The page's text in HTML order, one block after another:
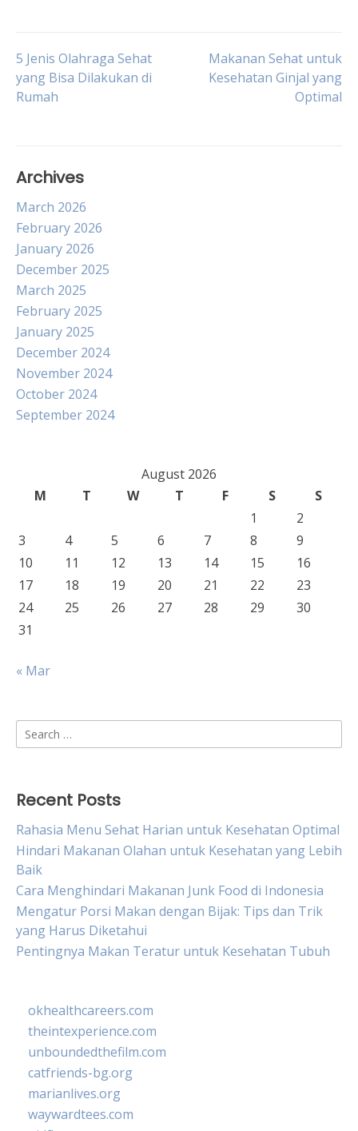
Post
navigation
5 Jenis Olahraga Sehat
yang Bisa Dilakukan di
Rumah
Makanan Sehat untuk
Kesehatan Ginjal yang
Optimal
Archives
March 2026
February 2026
January 2026
December 2025
March 2025
February 2025
January 2025
December 2024
November 2024
October 2024
September 2024
August 2026
M
T W T F S
S
1
2
3
4 5 6 7 8
9
10
11 12 13 14 15
16
17
18 19 20 21 22
23
24
25 26 27 28 29
30
31
« Mar
Search
for:
Recent Posts
Rahasia Menu Sehat Harian untuk Kesehatan Optimal
Hindari Makanan Olahan untuk Kesehatan yang Lebih
Baik
Cara Menghindari Makanan Junk Food di Indonesia
Mengatur Porsi Makan dengan Bijak: Tips dan Trik
yang Harus Diketahui
Pentingnya Makan Teratur untuk Kesehatan Tubuh
okhealthcareers.com
theintexperience.com
unboundedthefilm.com
catfriends-bg.org
marianlives.org
waywardtees.com